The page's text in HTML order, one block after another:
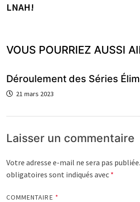
LNAH!
VOUS POURRIEZ AUSSI
Déroulement des Séries
21 mars 2023
Laisser un commentaire
Votre adresse e-mail ne sera pas publiée.
obligatoires sont indiqués avec *
COMMENTAIRE *